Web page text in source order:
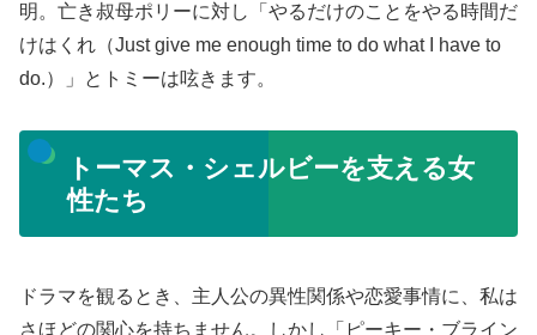
明。亡き叔母ポリーに対し「やるだけのことをやる時間だ
けはくれ（Just give me enough time to do what I have to
do.）」とトミーは呟きます。
トーマス・シェルビーを支える女
性たち
ドラマを観るとき、主人公の異性関係や恋愛事情に、私は
さほどの関心を持ちません。しかし「ピーキー・ブライン